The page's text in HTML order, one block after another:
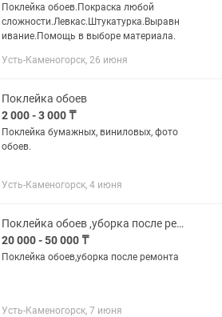
Поклейка обоев.Покраска любой
сложности.Левкас.Штукатурка.Выравн
ивание.Помощь в выборе материала.
Усть-Каменогорск, 26 июня
Поклейка обоев
2 000 - 3 000 ₸
Поклейка бумажных, виниловых, фото
обоев.
Усть-Каменогорск, 4 июня
Поклейка обоев ,уборка после ремонта
20 000 - 50 000 ₸
Поклейка обоев,уборка после ремонта
Усть-Каменогорск, 7 июня